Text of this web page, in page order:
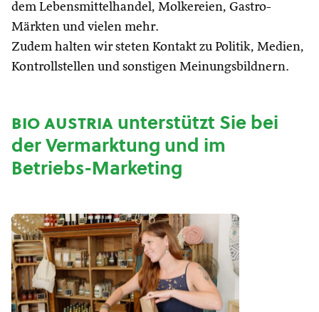
dem Lebensmittelhandel, Molkereien, Gastro-
Märkten und vielen mehr.
Zudem halten wir steten Kontakt zu Politik, Medien,
Kontrollstellen und sonstigen Meinungsbildnern.
bio austriaunterstützt Sie bei
der Vermarktung und im
Betriebs-Marketing